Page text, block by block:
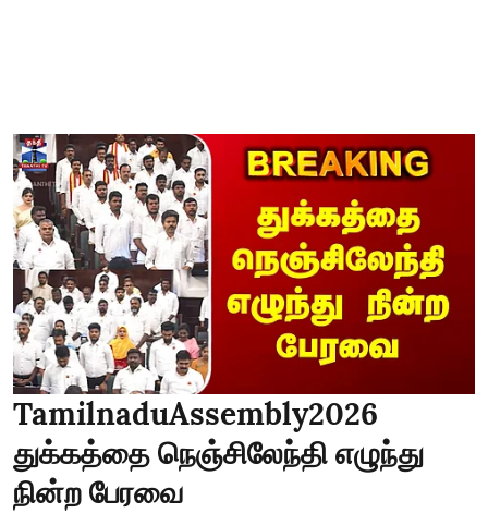
TamilnaduAssembly2026
துக்கத்தை நெஞ்சிலேந்தி எழுந்து
நின்ற பேரவை